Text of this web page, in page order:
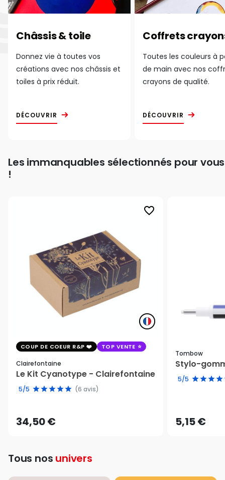
Châssis & toile
Donnez vie à toutes vos
créations avec nos châssis et
toiles à prix réduit.
DÉCOUVRIR
Coffrets
Toutes les couleurs à
de main avec nos
crayons de qualité.
DÉCOUVRIR
Les immanquables sélectionnés pour vous
!
favorite_border
COUP DE COEUR R&P TOP VENTE
Clairefontaine
Le Kit Cyanotype - Clairefontaine
5/5 (6 avis)
34,50 €
Tombow
Stylo-
5/5
5,15 €
Tous nos univers